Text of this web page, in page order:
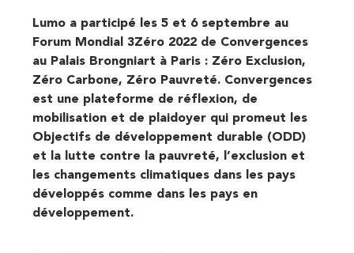
Lumo a participé les 5 et 6 septembre au
Forum Mondial 3Zéro 2022 de Convergences
au Palais Brongniart à Paris : Zéro Exclusion,
Zéro Carbone, Zéro Pauvreté. Convergences
est une plateforme de réflexion, de
mobilisation et de plaidoyer qui promeut les
Objectifs de développement durable (ODD)
et la lutte contre la pauvreté, l’exclusion et
les changements climatiques dans les pays
développés comme dans les pays en
développement.